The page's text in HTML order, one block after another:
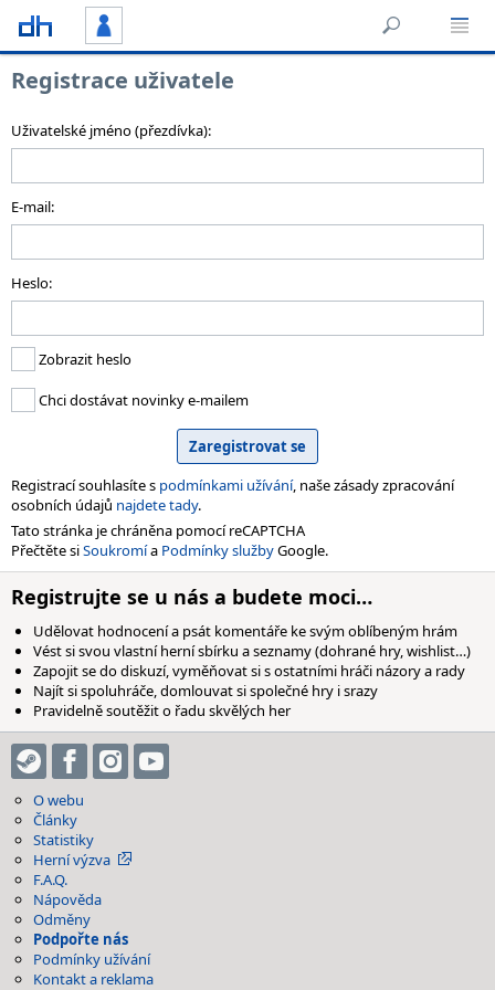
Registrace uživatele
Uživatelské jméno (přezdívka):
E-mail:
Heslo:
Zobrazit heslo
Chci dostávat novinky e-mailem
Registrací souhlasíte s podmínkami užívání, naše zásady zpracování
osobních údajů najdete tady.
Tato stránka je chráněna pomocí reCAPTCHA
Přečtěte siSoukromía Podmínky službyGoogle.
Registrujte se u nás a budete moci…
Udělovat hodnocení a psát komentáře ke svým oblíbeným hrám
Vést si svou vlastní herní sbírku a seznamy (dohrané hry, wishlist…)
Zapojit se do diskuzí, vyměňovat si s ostatními hráči názory a rady
Najít si spoluhráče, domlouvat si společné hry i srazy
Pravidelně soutěžit o řadu skvělých her
O webu
Články
Statistiky
Herní výzva
F.A.Q.
Nápověda
Odměny
Podpořte nás
Podmínky užívání
Kontakt a reklama